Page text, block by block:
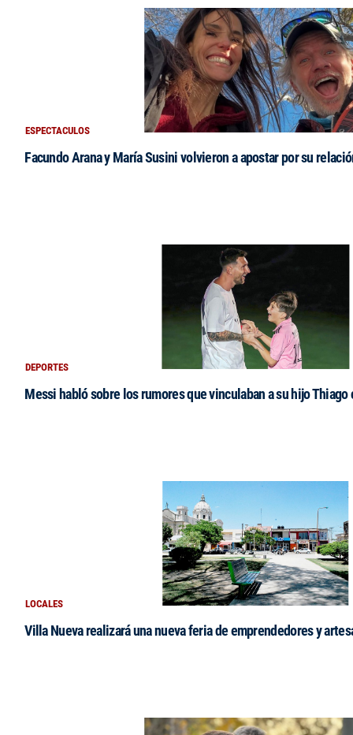
ESPECTACULOS
Facundo Arana y María Susini volvieron a apostar por su
DEPORTES
Messi habló sobre los rumores que vinculaban a su hijo Thiago
LOCALES
Villa Nueva realizará una nueva feria de emprendedores y